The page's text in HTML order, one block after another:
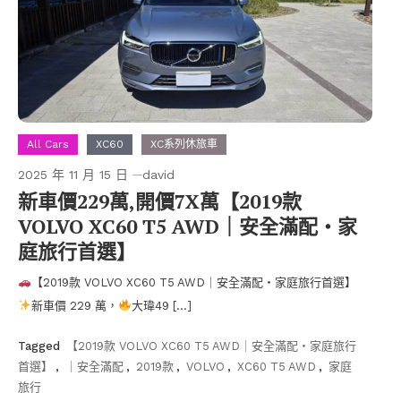
All Cars XC60 XC系列休旅車
2025 年 11 月 15 日 david
新車價229萬,開價7X萬【2019款
VOLVO XC60 T5 AWD｜安全滿配・家
庭旅行首選】
【2019款 VOLVO XC60 T5 AWD｜安全滿配・家庭旅行首選】
新車價 229 萬，
大瑋49 […]
Tagged
【2019款 VOLVO XC60 T5 AWD｜安全滿配・家庭旅行
首選】
, ｜安全滿配 , 2019款 , VOLVO , XC60 T5 AWD , 家庭
旅行